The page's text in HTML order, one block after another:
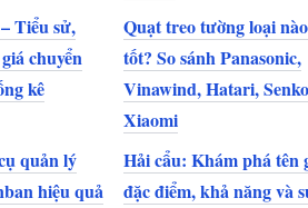
Tiểu sử,
chuyển
kê
Quạt treo tường loại nào
tốt? So sánh Panasonic,
Vinawind, Hatari,
Xiaomi
quản lý
hiệu quả
Hải cẩu: Khám phá tên
đặc điểm, khả năng và